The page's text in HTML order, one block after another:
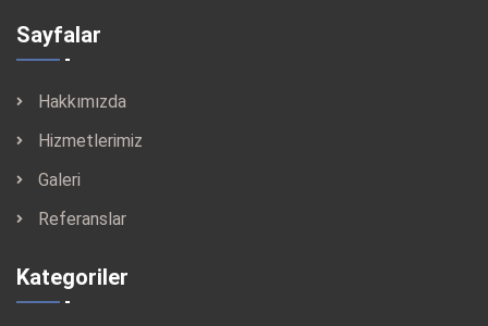
Sayfalar
Hakkımızda
Hizmetlerimiz
Galeri
Referanslar
Kategoriler